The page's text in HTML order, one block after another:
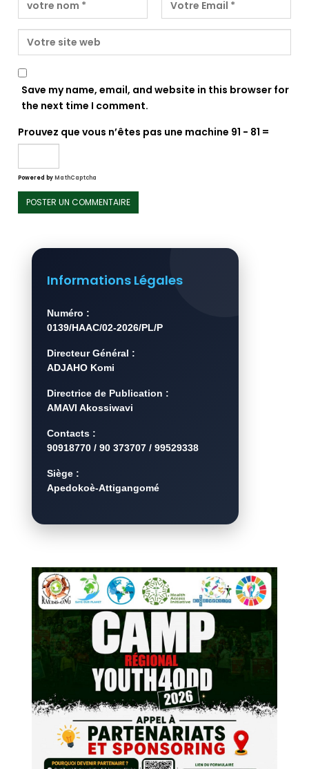
Save my name, email, and website in this browser for
the next time I comment.
Prouvez que vous n’êtes pas une machine 91 − 81 =
Powered byMathCaptcha
Informations Légales
Numéro :
0139/HAAC/02-2026/PL/P
Directeur Général :
ADJAHO Komi
Directrice de Publication :
AMAVI Akossiwavi
Contacts :
90918770 / 90 373707 / 99529338
Siège :
Apedokoè-Attigangomé